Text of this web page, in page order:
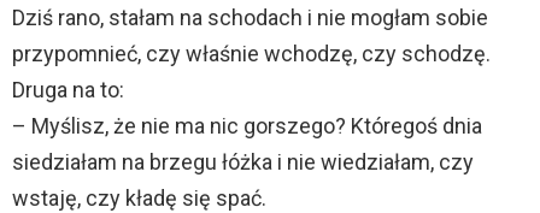
Dziś rano, stałam na schodach i nie mogłam sobie
przypomnieć, czy właśnie wchodzę, czy schodzę.
Druga na to:
– Myślisz, że nie ma nic gorszego? Któregoś dnia
siedziałam na brzegu łóżka i nie wiedziałam, czy
wstaję, czy kładę się spać.